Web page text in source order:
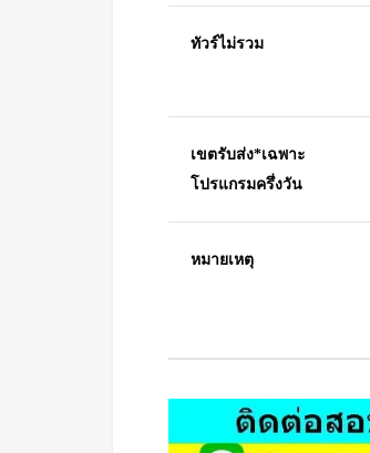
ทัวร์ไม่รวม
เขตรับส่ง*เฉพาะ
โปรแกรมครึ่งวัน
หมายเหตุ